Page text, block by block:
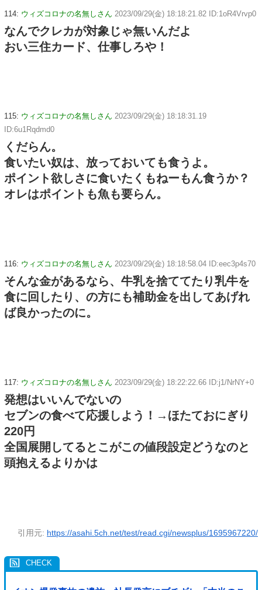
114: ウィズコロナの名無しさん 2023/09/29(金) 18:18:21.82 ID:1oR4Vrvp0
なんでクレカが対象じゃ無いんだよ
おい三住カード、仕事しろや！
115: ウィズコロナの名無しさん 2023/09/29(金) 18:18:31.19
ID:6u1Rqdmd0
くだらん。
食いたい奴は、放っておいても食うよ。
ポイント欲しさに食いたくもねーもん食うか？
オレはポイントも魚も要らん。
116: ウィズコロナの名無しさん 2023/09/29(金) 18:18:58.04 ID:eec3p4s70
そんな金があるなら、牛乳を捨ててたり乳牛を
食に回したり、の方にも補助金を出してあげれ
ば良かったのに。
117: ウィズコロナの名無しさん 2023/09/29(金) 18:22:22.66 ID:j1/NrNY+0
発想はいいんでないの
セブンの食べて応援しよう！→ほたておにぎり
220円
全国展開してるとこがこの値段設定どうなのと
頭抱えるよりかは
引用元: https://asahi.5ch.net/test/read.cgi/newsplus/1695967220/